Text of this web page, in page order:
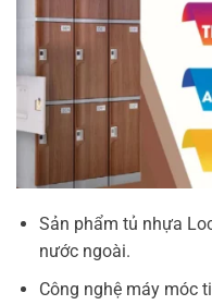
Sản phẩm tủ nhựa
nước ngoài.
Công nghệ máy móc